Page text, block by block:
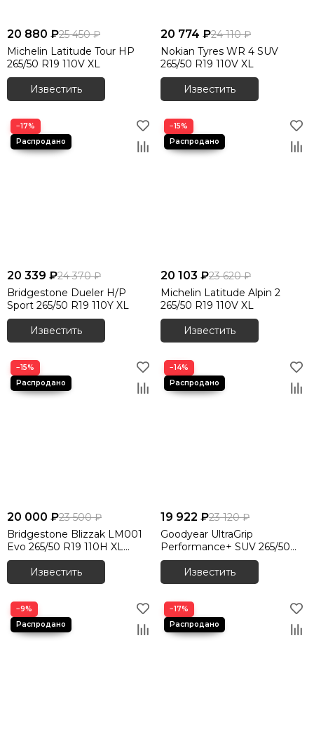
20 880 ₽25 450 ₽
Michelin Latitude Tour HP
265/50 R19 110V XL
Известить
20 774 ₽24 110 ₽
Nokian Tyres WR 4 SUV
265/50 R19 110V XL
Известить
−17%
20 339 ₽24 370 ₽
Bridgestone Dueler H/P
Sport 265/50 R19 110Y XL
Известить
−15%
20 103 ₽23 620 ₽
Michelin Latitude Alpin 2
265/50 R19 110V XL
Известить
−15%
20 000 ₽23 500 ₽
Bridgestone Blizzak LM001
Evo 265/50 R19 110H XL
RunFlat
Известить
−14%
19 922 ₽23 120 ₽
Goodyear UltraGrip
Performance+ SUV 265/50
R19 110V XL
Известить
−9% −17%